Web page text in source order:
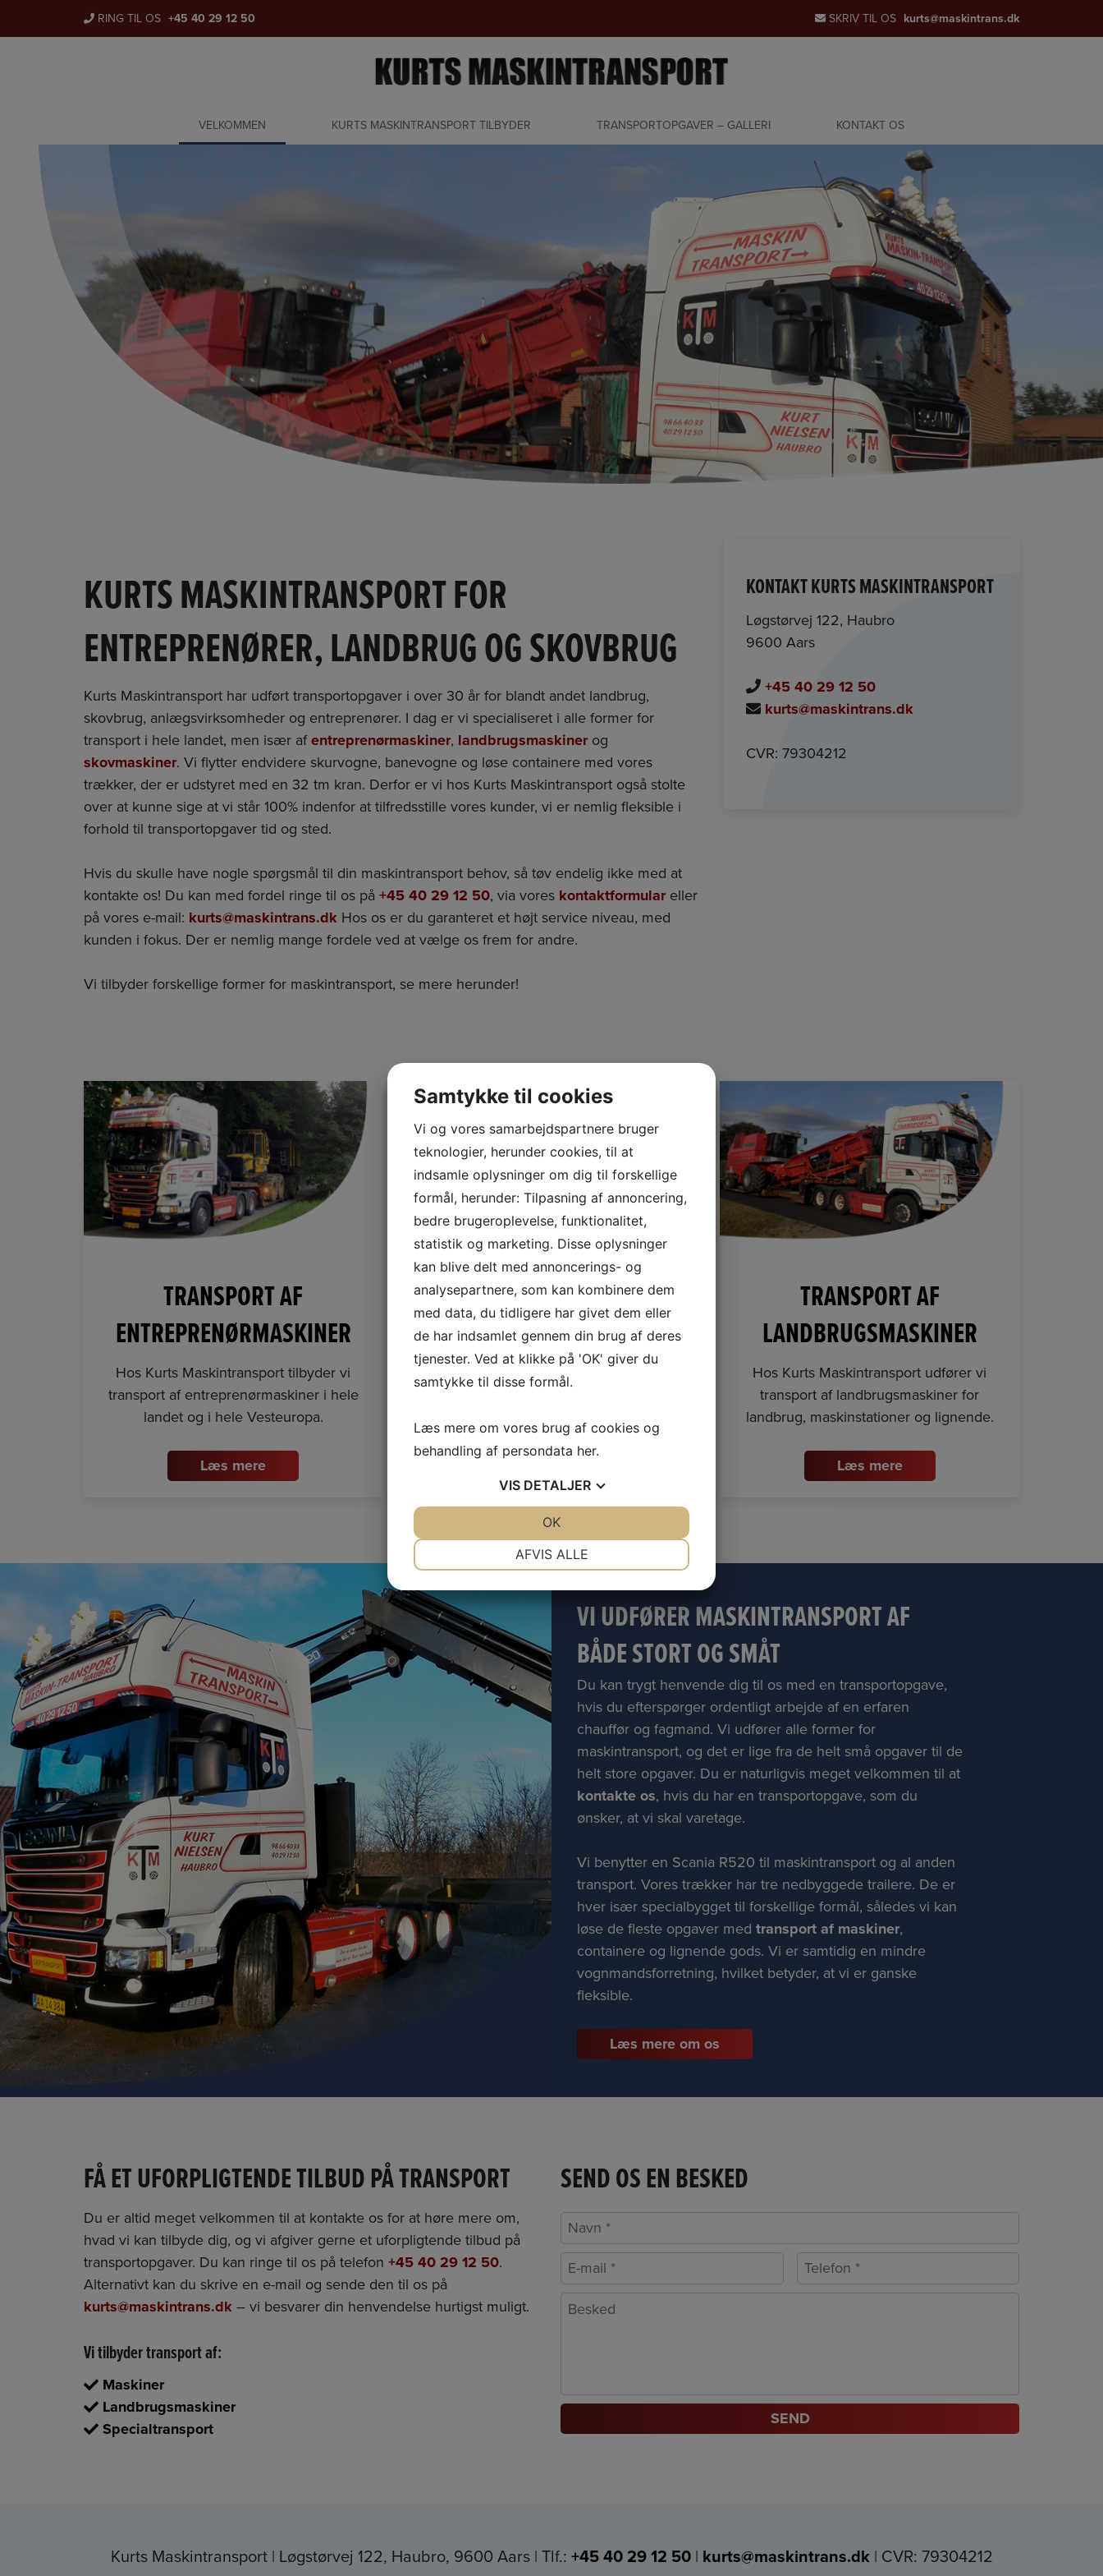
til
RING TIL OS +45 40 29 12 50 SKRIV TIL OS kurts@maskintrans.dk
VELKOMMEN KURTS MASKINTRANSPORT TILBYDER TRANSPORTOPGAVER – GALLERI KONTAKT OS
KURTS MASKINTRANSPORT FOR
ENTREPRENØRER, LANDBRUG OG SKOVBRUG
​Kurts Maskintransport har udført transportopgaver i over 30 år for blandt andet landbrug,
skovbrug, anlægsvirksomheder og entreprenører. I dag er vi specialiseret i alle former for
transport i hele landet, men især afentreprenørmaskiner, landbrugsmaskinerog
skovmaskiner. Vi flytter endvidere skurvogne, banevogne og løse containere med vores
trækker, der er udstyret med en 32 tm kran. Derfor er vi hos Kurts Maskintransport også stolte
over at kunne sige at vi står 100% indenfor at tilfredsstille vores kunder, vi er nemlig fleksible i
forhold til transportopgaver tid og sted.
Hvis du skulle have nogle spørgsmål til din maskintransport behov, så tøv endelig ikke med at
kontakte os! Du kan med fordel ringe til os på +45 40 29 12 50, via vores kontaktformular eller
på vores e-mail: kurts@maskintrans.dk Hos os er du garanteret et højt service niveau, med
kunden i fokus. Der er nemlig mange fordele ved at vælge os frem for andre.
Vi tilbyder forskellige former for maskintransport, se mere herunder!
KONTAKT KURTS MASKINTRANSPORT
Løgstørvej 122, Haubro
9600 Aars
+45 40 29 12 50
kurts@maskintrans.dk
CVR: 79304212
TRANSPORT AF
ENTREPRENØRMASKINER
Hos Kurts Maskintransport tilbyder vi
transport af entreprenørmaskiner i hele
landet og i hele Vesteuropa.
Læs mere
SPECIALTRANSPORT AF
MASKINER
Vi udfører de fleste former for
specialtransport
landbrug, skovbrug og entreprenører.
TRANSPORT AF
LANDBRUGSMASKINER
Hos Kurts Maskintransport udfører vi
transport af landbrugsmaskiner for
landbrug, maskinstationer og lignende.
Læs mere
VI UDFØRER MASKINTRANSPORT AF
BÅDE STORT OG SMÅT
Du kan trygt henvende dig til os med en transportopgave,
hvis du efterspørger ordentligt arbejde af en erfaren
chauffør og fagmand. Vi udfører alle former for
maskintransport, og det er lige fra de helt små opgaver til de
helt store opgaver. Du er naturligvis meget velkommen til at
kontakte os, hvis du har en transportopgave, som du
ønsker, at vi skal varetage.
Vi benytter en Scania R520 til maskintransport og al anden
transport. Vores trækker har tre nedbyggede trailere. De er
hver især specialbygget til forskellige formål, således vi kan
løse de fleste opgaver med transport af maskiner,
containere og lignende gods. Vi er samtidig en mindre
vognmandsforretning, hvilket betyder, at vi er ganske
fleksible.
Læs mere om os
FÅ ET UFORPLIGTENDE TILBUD PÅ TRANSPORT
​Du er altid meget velkommen til at kontakte os for at høre mere om,
hvad vi kan tilbyde dig, og vi afgiver gerne et uforpligtende tilbud på
transportopgaver. Du kan ringe til os på telefon +45 40 29 12 50.
Alternativt kan du skrive en e-mail og sende den til os på
kurts@maskintrans.dk – vi besvarer din henvendelse hurtigst muligt.
Vi tilbyder transport af:
Maskiner
Landbrugsmaskiner
Specialtransport
SEND OS EN BESKED
Kurts Maskintransport Løgstørvej 122, Haubro, 9600 Aars Tlf.: +45 40 29 12 50 kurts@maskintrans.dk| CVR: 79304212
Samtykke til cookies
Vi og vores samarbejdspartnere bruger
teknologier, herunder cookies, til at
indsamle oplysninger om dig til forskellige
formål, herunder: Tilpasning af annoncering,
bedre brugeroplevelse, funktionalitet,
statistik og marketing. Disse oplysninger
kan blive delt med annoncerings- og
analysepartnere, som kan kombinere dem
med data, du tidligere har givet dem eller
de har indsamlet gennem din brug af deres
tjenester. Ved at klikke på 'OK' giver du
samtykke til disse formål.
Læs mere om vores brug af cookies og
behandling af persondata her.
VIS DETALJER
MARKETING STATISTIK
AFVIS ALLE
OK